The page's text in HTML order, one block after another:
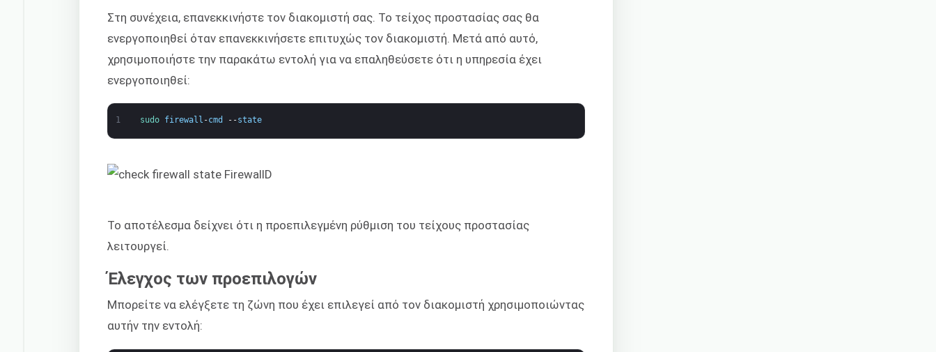
Στη συνέχεια, επανεκκινήστε τον διακομιστή σας. Το τείχος προστασίας σας θα
ενεργοποιηθεί όταν επανεκκινήσετε επιτυχώς τον διακομιστή. Μετά από αυτό,
χρησιμοποιήστε την παρακάτω εντολή για να επαληθεύσετε ότι η υπηρεσία έχει
ενεργοποιηθεί:
1 sudo firewall -cmd --state
Το αποτέλεσμα δείχνει ότι η προεπιλεγμένη ρύθμιση του τείχους προστασίας
λειτουργεί.
Έλεγχος των προεπιλογών
Μπορείτε να ελέγξετε τη ζώνη που έχει επιλεγεί από τον διακομιστή χρησιμοποιώντας
αυτήν την εντολή: